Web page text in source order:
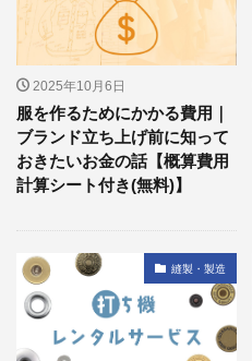
2025年10月6日
服を作るためにかかる費用｜
ブランド立ち上げ前に知って
おきたいお金の話【概算費用
計算シート付き(無料)】
縫製・製造